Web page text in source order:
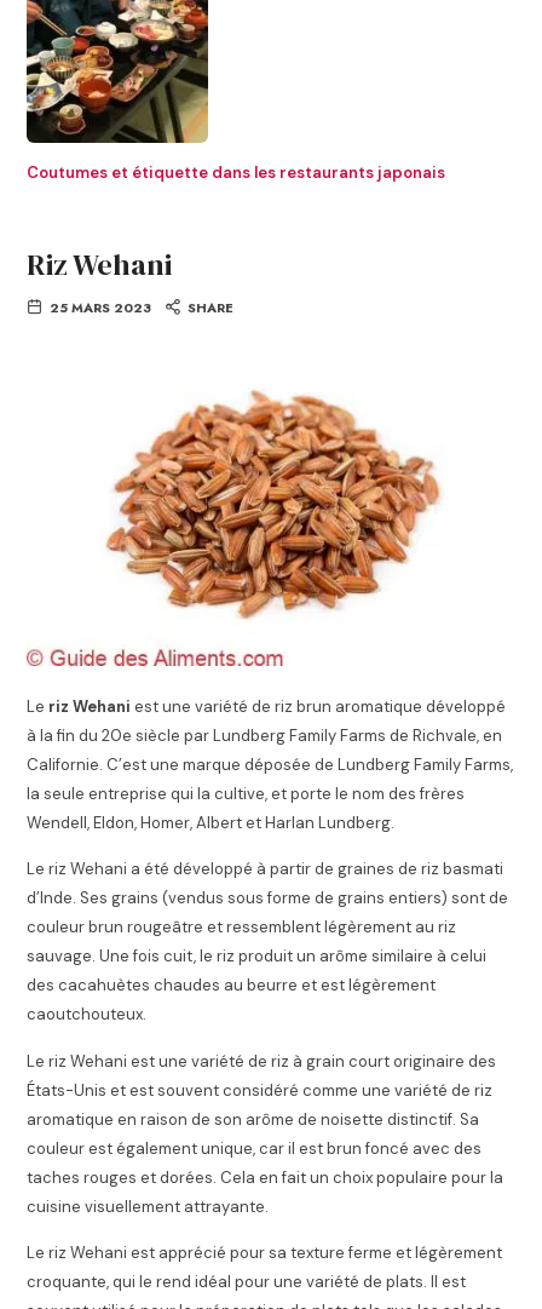
Coutumes et étiquette dans les restaurants japonais
Riz Wehani
25 MARS 2023 SHARE
Le riz Wehani est une variété de riz brun aromatique développé
à la fin du 20e siècle par Lundberg Family Farms de Richvale, en
Californie. C’est une marque déposée de Lundberg Family Farms,
la seule entreprise qui la cultive, et porte le nom des frères
Wendell, Eldon, Homer, Albert et Harlan Lundberg.
Le riz Wehani a été développé à partir de graines de riz basmati
d’Inde. Ses grains (vendus sous forme de grains entiers) sont de
couleur brun rougeâtre et ressemblent légèrement au riz
sauvage. Une fois cuit, le riz produit un arôme similaire à celui
des cacahuètes chaudes au beurre et est légèrement
caoutchouteux.
Le riz Wehani est une variété de riz à grain court originaire des
États-Unis et est souvent considéré comme une variété de riz
aromatique en raison de son arôme de noisette distinctif. Sa
couleur est également unique, car il est brun foncé avec des
taches rouges et dorées. Cela en fait un choix populaire pour la
cuisine visuellement attrayante.
Le riz Wehani est apprécié pour sa texture ferme et légèrement
croquante, qui le rend idéal pour une variété de plats. Il est